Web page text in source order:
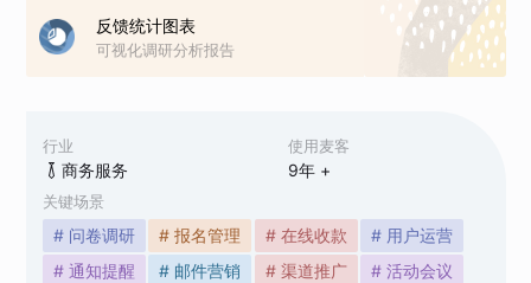
行业
商务服务
使用麦客
9年 +
关键场景
# 问卷调研 # 报名管理 # 在线收款
# 用户运营
# 通知提醒
# 邮件营销 # 渠道推广 # 活动会议
反馈统计图表
可视化调研分析报告